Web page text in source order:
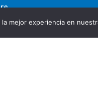
mejor experiencia en